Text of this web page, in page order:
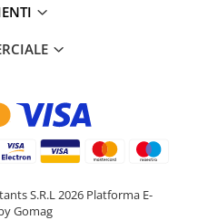
S.R.L 2026 Platforma E-
Gomag